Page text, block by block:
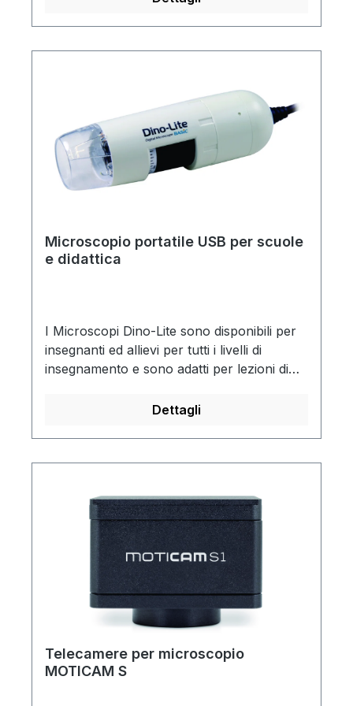
Microscopio portatile USB per scuole
e didattica
I Microscopi Dino-Lite sono disponibili per
insegnanti ed allievi per tutti i livelli di
insegnamento e sono adatti per lezioni di
di insetti, piante, minerali, fossili,
immagine 1,3 MP imageIncluso software
software include anche funzioni di
misura.Garanzia: 2 anni.La fornitura include:
borsa per trasporto, CD Software per
Windows e Mac OS, foglio di calibrazione
per AM4113T e WF4115ZT, manuale
Dettagli
Telecamere per microscopio
MOTICAM S